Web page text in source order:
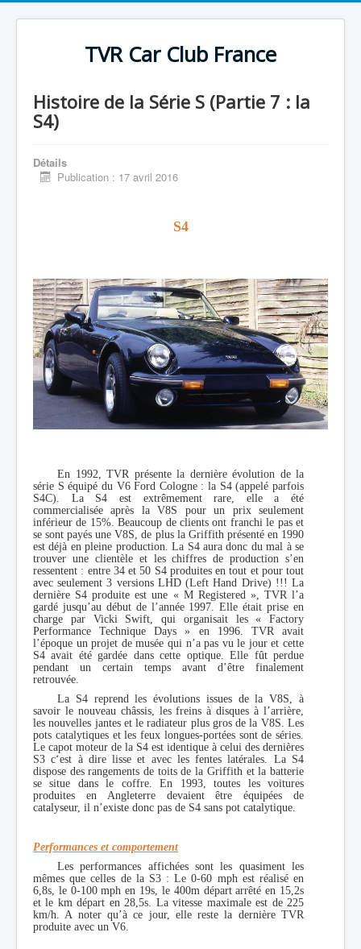
TVR Car Club France
Histoire de la Série S (Partie 7 : la
S4)
Détails
Publication : 17 avril 2016
S4
En 1992, TVR présente la dernière évolution de la
série S équipé du V6 Ford Cologne : la S4 (appelé parfois
S4C). La S4 est extrêmement rare, elle a été
commercialisée après la V8S pour un prix seulement
inférieur de 15%. Beaucoup de clients ont franchi le pas et
se sont payés une V8S, de plus la Griffith présenté en 1990
est déjà en pleine production. La S4 aura donc du mal à se
trouver une clientèle et les chiffres de production s’en
ressentent : entre 34 et 50 S4 produites en tout et pour tout
avec seulement 3 versions LHD (Left Hand Drive) !!! La
dernière S4 produite est une « M Registered », TVR l’a
gardé jusqu’au début de l’année 1997. Elle était prise en
charge par Vicki Swift, qui organisait les « Factory
Performance Technique Days » en 1996. TVR avait
l’époque un projet de musée qui n’a pas vu le jour et cette
S4 avait été gardée dans cette optique. Elle fût perdue
pendant un certain temps avant d’être finalement
retrouvée.
La S4 reprend les évolutions issues de la V8S, à
savoir le nouveau châssis, les freins à disques à l’arrière,
les nouvelles jantes et le radiateur plus gros de la V8S. Les
pots catalytiques et les feux longues-portées sont de séries.
Le capot moteur de la S4 est identique à celui des dernières
S3 c‘est à dire lisse et avec les fentes latérales. La S4
dispose des rangements de toits de la Griffith et la batterie
se situe dans le coffre. En 1993, toutes les voitures
produites en Angleterre devaient être équipées de
catalyseur, il n’existe donc pas de S4 sans pot catalytique.
Performances et comportement
Les performances affichées sont les quasiment les
mêmes que celles de la S3 : Le 0-60 mph est réalisé en
6,8s, le 0-100 mph en 19s, le 400m départ arrêté en 15,2s
et le km départ en 28,5s. La vitesse maximale est de 225
km/h. A noter qu’à ce jour, elle reste la dernière TVR
produite avec un V6.